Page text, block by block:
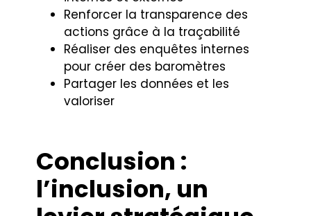
Renforcer la transparence des
actions grâce à la traçabilité
Réaliser des enquêtes internes
pour créer des baromètres
Partager les données et les
valoriser
Conclusion :
l’inclusion, un